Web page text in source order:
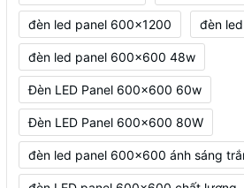
đèn led panel 600x1200 đèn
đèn led panel 600x600 48w
Đèn LED Panel 600x600 60w
Đèn LED Panel 600x600 80W
đèn led panel 600x600 ánh sáng